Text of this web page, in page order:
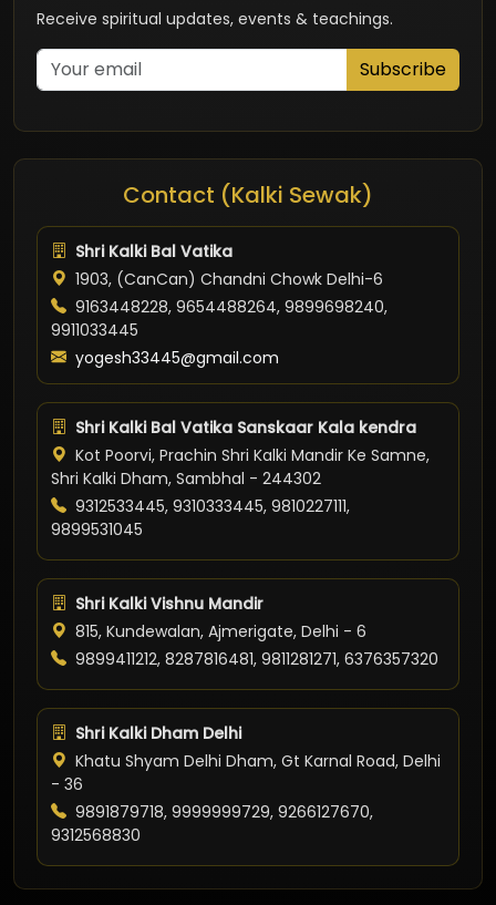
Receive spiritual updates, events & teachings.
Subscribe
Contact (Kalki Sewak)
Shri Kalki Bal Vatika
1903, (CanCan) Chandni Chowk Delhi-6
9163448228, 9654488264, 9899698240,
9911033445
yogesh33445@gmail.com
Shri Kalki Bal Vatika Sanskaar Kala kendra
Kot Poorvi, Prachin Shri Kalki Mandir Ke Samne,
Shri Kalki Dham, Sambhal - 244302
9312533445, 9310333445, 9810227111,
9899531045
Shri Kalki Vishnu Mandir
815, Kundewalan, Ajmerigate, Delhi - 6
9899411212, 8287816481, 9811281271, 6376357320
Shri Kalki Dham Delhi
Khatu Shyam Delhi Dham, Gt Karnal Road, Delhi
- 36
9891879718, 9999999729, 9266127670,
9312568830